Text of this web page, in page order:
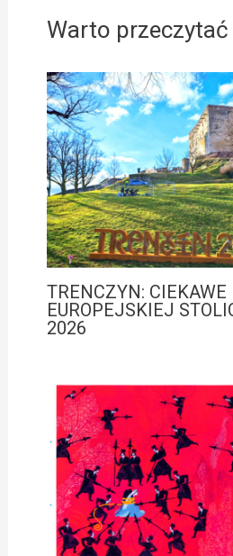
Warto przeczytać
TRENCZYN: CIEKAWE
EUROPEJSKIEJ
2026